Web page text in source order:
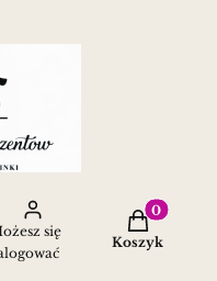
się
Produkty
Koszyk